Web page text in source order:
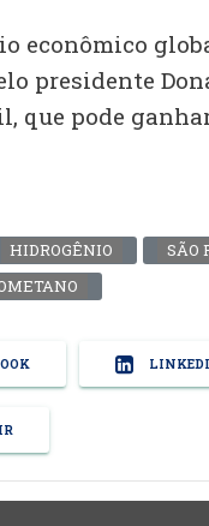
econômico
presidente
que pode
HIDROGÊNIO
SÃO